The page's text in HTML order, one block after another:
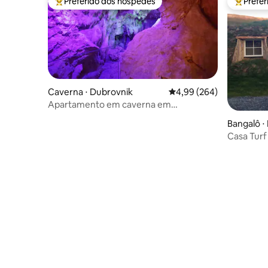
Entre os melhores preferidos dos hóspedes
Caverna ⋅ Dubrovnik 4,99 de uma avaliação
4,99 (264)
Apartamento em caverna em
Entre
Bangalô
Casa